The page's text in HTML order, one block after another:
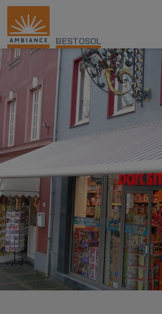
BESTOSOL